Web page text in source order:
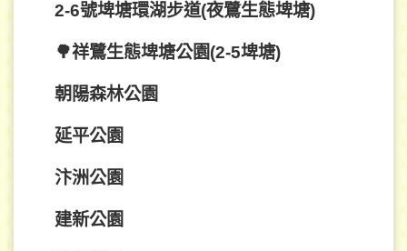
2-6號埤塘環湖步道(夜鷺生態埤塘)
🌳祥鷺生態埤塘公園(2-5埤塘)
朝陽森林公園
延平公園
汴洲公園
建新公園